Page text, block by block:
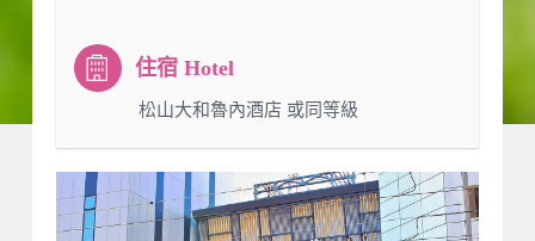
：松山大和魯內酒店 或同等級